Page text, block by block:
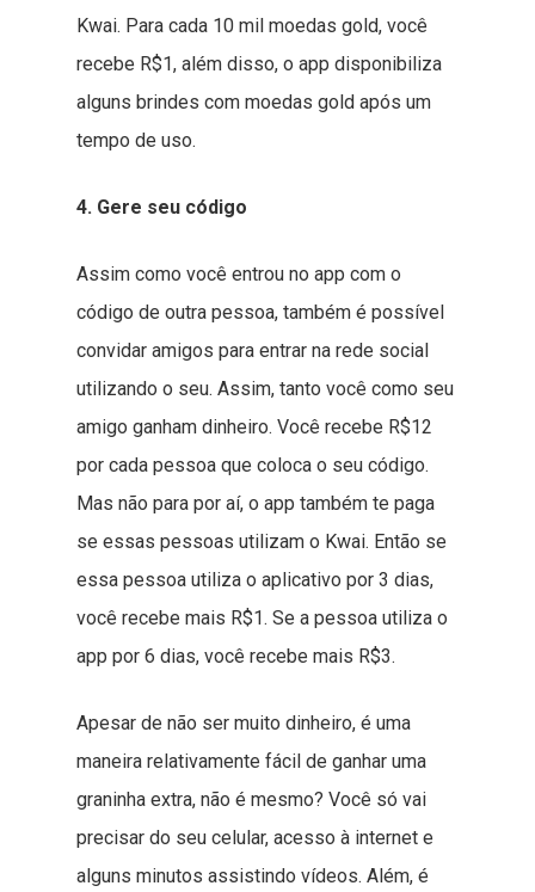
Kwai. Para cada 10 mil moedas gold, você
recebe R$1, além disso, o app disponibiliza
alguns brindes com moedas gold após um
tempo de uso.
4. Gere seu código
Assim como você entrou no app com o
código de outra pessoa, também é possível
convidar amigos para entrar na rede social
utilizando o seu. Assim, tanto você como seu
amigo ganham dinheiro. Você recebe R$12
por cada pessoa que coloca o seu código.
Mas não para por aí, o app também te paga
se essas pessoas utilizam o Kwai. Então se
essa pessoa utiliza o aplicativo por 3 dias,
você recebe mais R$1. Se a pessoa utiliza o
app por 6 dias, você recebe mais R$3.
Apesar de não ser muito dinheiro, é uma
maneira relativamente fácil de ganhar uma
graninha extra, não é mesmo? Você só vai
precisar do seu celular, acesso à internet e
alguns minutos assistindo vídeos. Além, é